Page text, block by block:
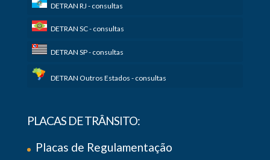
DETRAN RJ - consultas
DETRAN SC - consultas
DETRAN SP - consultas
DETRAN Outros Estados - consultas
PLACAS DE TRÂNSITO:
Placas de Regulamentação